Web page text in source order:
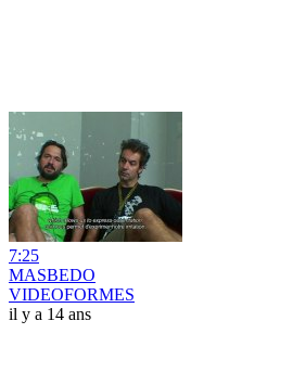
7:25
MASBEDO
VIDEOFORMES
il y a 14 ans